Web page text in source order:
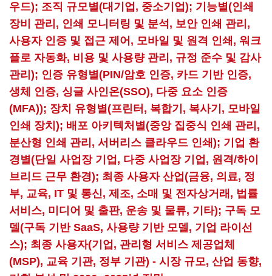
우드); 조직 규모별(대기업, 중소기업); 기능별(인쇄
장비 관리, 인쇄 모니터링 및 분석, 보안 인쇄 관리,
사용자 인증 및 접근 제어, 모바일 및 원격 인쇄, 워크
플로 자동화, 비용 및 사용량 관리, 규정 준수 및 감사
관리); 인증 유형별(PIN/암호 인증, 카드 기반 인증,
생체 인증, 싱글 사인온(SSO), 다중 요소 인증
(MFA)); 장치 유형별(프린터, 복합기, 복사기, 모바일
인쇄 장치); 배포 아키텍처별(중앙 집중식 인쇄 관리,
분산형 인쇄 관리, 서버리스 클라우드 인쇄); 기업 환
경별(단일 사업장 기업, 다중 사업장 기업, 원격/하이
브리드 근무 환경); 최종 사용자 산업(금융, 의료, 정
부, 교육, IT 및 통신, 제조, 소매 및 전자상거래, 법률
서비스, 미디어 및 출판, 운송 및 물류, 기타); 구독 모
델(구독 기반 SaaS, 사용량 기반 모델, 기업 라이선
스); 최종 사용자(기업, 관리형 서비스 제공업체
(MSP), 교육 기관, 정부 기관) - 시장 규모, 산업 동향,